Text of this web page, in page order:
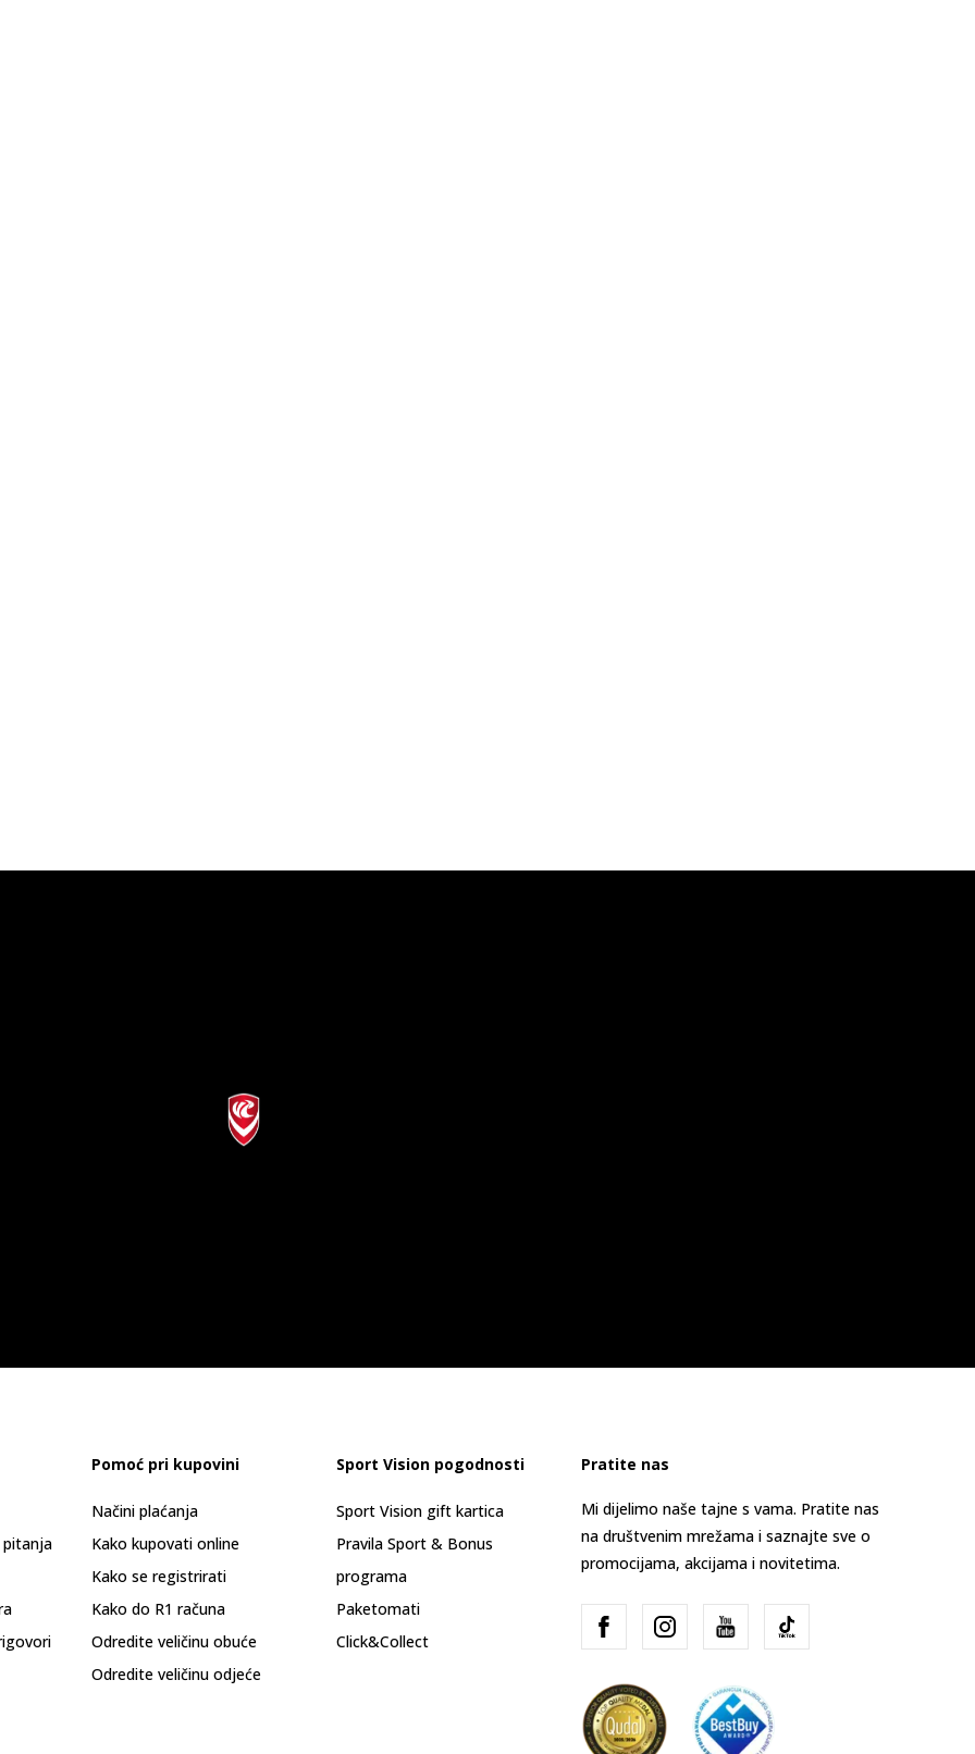
pitanja
Pomoć pri kupovini
Načini plaćanja
Kako kupovati online
Kako se registrirati
Kako do R1 računa
Odredite veličinu obuće
Odredite veličinu odjeće
Sport Vision pogodnosti
Sport Vision gift kartica
Pravila Sport & Bonus
programa
Paketomati
Click&Collect
Pratite nas
Mi dijelimo naše tajne s vama. Pratite nas
na društvenim mrežama i saznajte sve o
promocijama, akcijama i novitetima.